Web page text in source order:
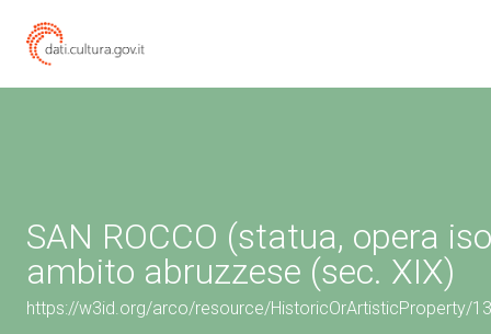
SAN ROCCO (statua, opera
ambito abruzzese (sec. XIX)
https://w3id.org/arco/resource/HistoricOrArtisticProperty/